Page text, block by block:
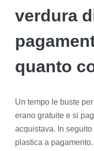
verdura
quanto
Un tempo le buste
erano gratuite e si
acquistava. In
plastica a